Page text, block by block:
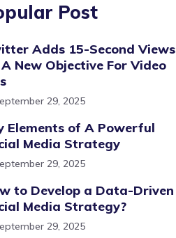
Post
Adds 15-Second Views
New Objective For Video
29, 2025
Elements of A Powerful
Media Strategy
29, 2025
to Develop a Data-Driven
Media Strategy?
29, 2025